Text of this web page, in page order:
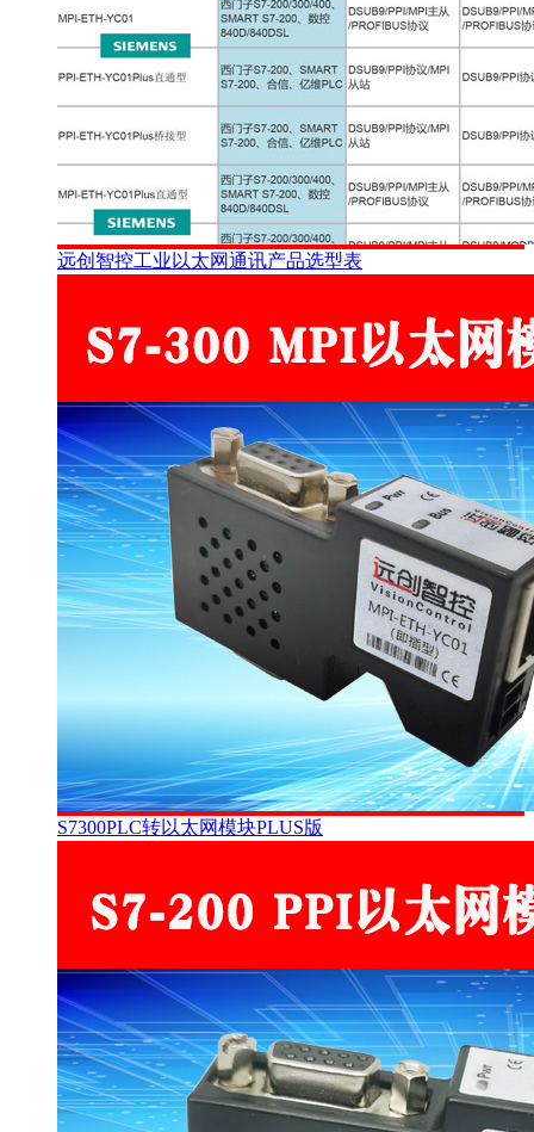
远创智控工业以太网通讯产品选型表
S7300PLC转以太网模块PLUS版